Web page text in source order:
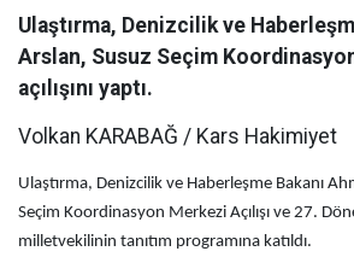
Ulaştırma, Denizcilik ve
Arslan, Susuz Seçim
açılışını yaptı.
Volkan KARABAĞ / Kars Hakimiyet
Ulaştırma, Denizcilik ve Haberleşme Bakanı
Seçim Koordinasyon Merkezi Açılışı ve 27.
milletvekilinin tanıtım programına katıldı.